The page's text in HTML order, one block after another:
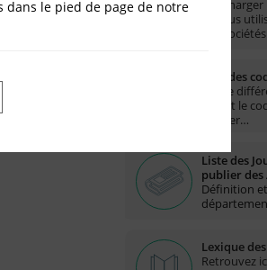
DU 45 -
les plus
des sociétés
Liste des
Quelle
NAF et le
trouver…
Liste des
publier des
Définition
Lexique
Retrouvez
dans le pied de page de notre